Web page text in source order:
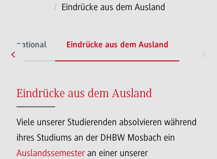
Eindrücke aus dem Ausland
Eindrücke aus dem Ausland
Eindrücke aus dem Ausland
Viele unserer Studierenden absolvieren während
ihres Studiums an der DHBW Mosbach ein
Auslandssemester an einer unserer